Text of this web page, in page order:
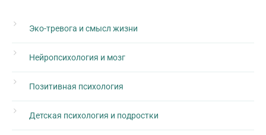
Эко-тревога и смысл жизни
Нейропсихология и мозг
Позитивная психология
Детская психология и подростки